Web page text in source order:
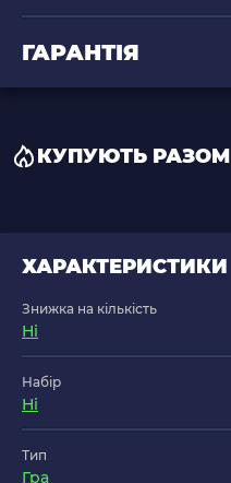
ГАРАНТІЯ
КУПУЮТЬ РАЗОМ
ХАРАКТЕРИСТИКИ
Знижка на кількість
Ні
Набір
Ні
Тип
Гра